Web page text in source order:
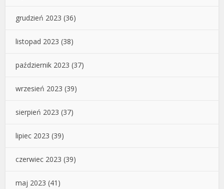
grudzień 2023 (36)
listopad 2023 (38)
październik 2023 (37)
wrzesień 2023 (39)
sierpień 2023 (37)
lipiec 2023 (39)
czerwiec 2023 (39)
maj 2023 (41)